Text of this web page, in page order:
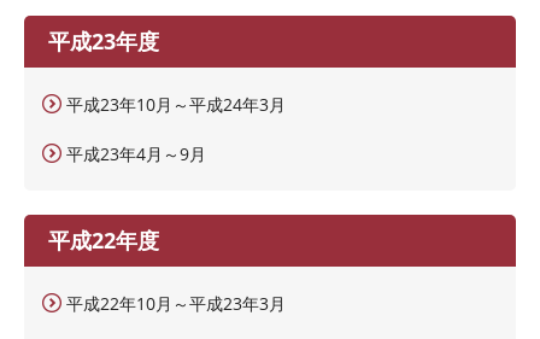
平成23年度
平成23年10月～平成24年3月
平成23年4月～9月
平成22年度
平成22年10月～平成23年3月